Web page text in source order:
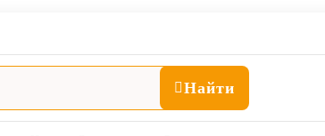
Найти